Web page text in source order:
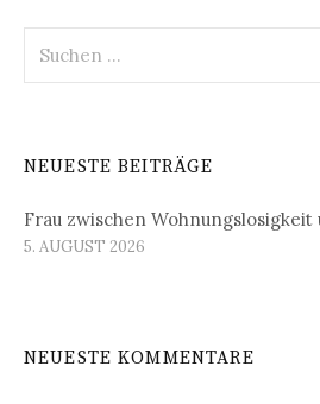
nach:
NEUESTE BEITRÄGE
Frau zwischen Wohnungslosigkeit
5. AUGUST 2026
NEUESTE KOMMENTARE